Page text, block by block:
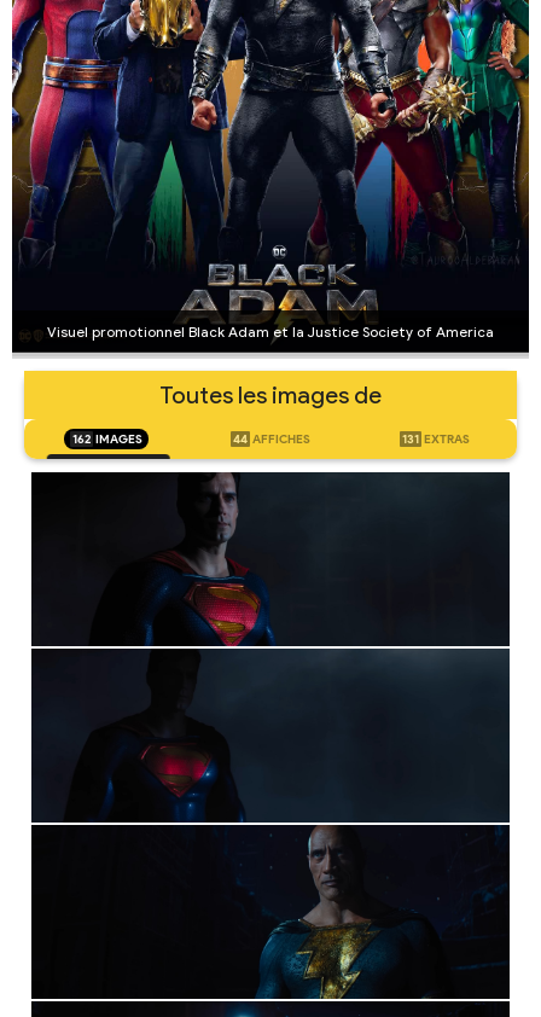
Visuel promotionnel Black Adam et la Justice Society of America
Toutes les images de
162 IMAGES 44 AFFICHES 131 EXTRAS